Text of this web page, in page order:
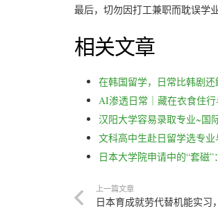
最后，切勿因打工兼职而耽误学
相关文章
在韩国留学，日常比韩剧还
AI渗透日常｜藏在衣食住
汉阳大学容易录取专业~国
文科高中生赴日留学选专
日本大学院申请中的“套
上一篇文章
日本育成就劳代替机能实习